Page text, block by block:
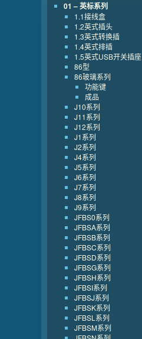
01 – 英标系列
1.1接线盒
1.2英式插头
1.3英式转换插
1.4英式排插
1.5英式USB开关插座
86型
86玻璃系列
功能键
成品
J10系列
J11系列
J12系列
J1系列
J2系列
J4系列
J5系列
J6系列
J7系列
J8系列
J9系列
JFBS0系列
JFBSA系列
JFBSB系列
JFBSC系列
JFBSD系列
JFBSG系列
JFBSH系列
JFBSI系列
JFBSJ系列
JFBSK系列
JFBSL系列
JFBSM系列